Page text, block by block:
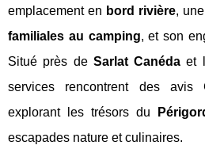
emplacement en bord rivière,
familiales au camping, et son
Situé près de Sarlat Canéda et
services rencontrent des avis
explorant les trésors du
escapades nature et culinaires.